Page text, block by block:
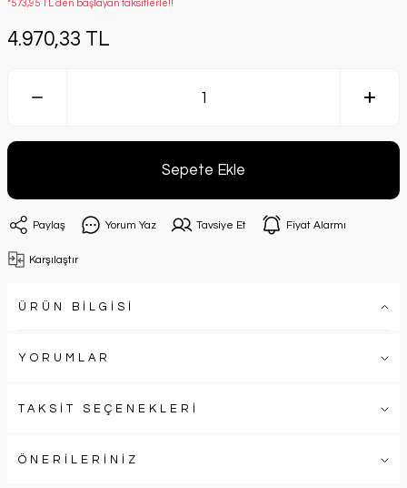
*573,95 TL den başlayan taksitlerle!!
4.970,33 TL
Sepete Ekle
Paylaş Yorum Yaz Tavsiye Et Fiyat Alarmı
Karşılaştır
ÜRÜN BİLGİSİ
YORUMLAR
TAKSİT SEÇENEKLERİ
ÖNERİLERİNİZ